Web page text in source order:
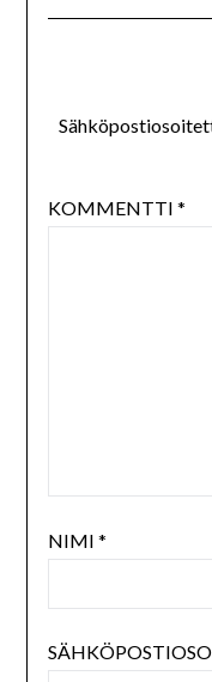
KOMMENTTI *
NIMI *